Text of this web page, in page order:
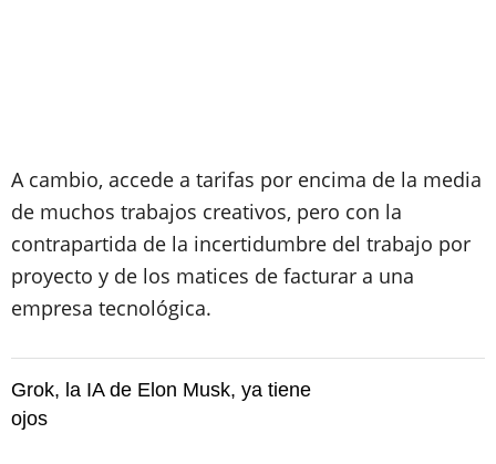
A cambio, accede a tarifas por encima de la media
de muchos trabajos creativos, pero con la
contrapartida de la incertidumbre del trabajo por
proyecto y de los matices de facturar a una
empresa tecnológica.
Grok, la IA de Elon Musk, ya tiene
ojos